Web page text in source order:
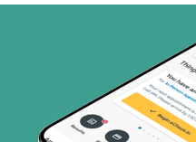
WellMed (11 planes)